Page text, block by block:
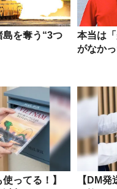
を奪う“3つ
本当は
がなか
使ってる！】
【DM